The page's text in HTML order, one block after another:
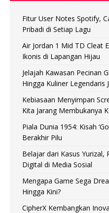
Fitur User Notes Spotify,
Pribadi di Setiap Lagu
Air Jordan 1 Mid TD Cleat
Ikonis di Lapangan Hijau
Jelajah Kawasan Pecinan
Hingga Kuliner Legendaris
Kebiasaan Menyimpan
Kita Jarang Membukanya
Piala Dunia 1954: Kisah
Berakhir Pilu
Belajar dari Kasus Yurizal,
Digital di Media Sosial
Mengapa Game Sega
Hingga Kini?
CipherX Kembangkan